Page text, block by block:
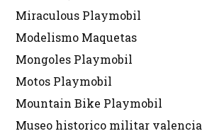
Miraculous Playmobil
Modelismo Maquetas
Mongoles Playmobil
Motos Playmobil
Mountain Bike Playmobil
Museo historico militar valencia